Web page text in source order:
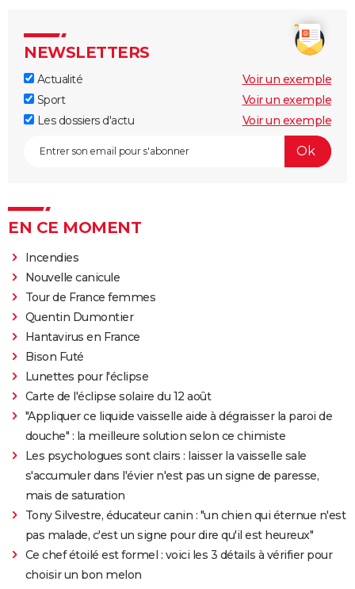
NEWSLETTERS
Actualité
Voir un exemple
Sport
Voir un exemple
Les dossiers d'actu
Voir un exemple
EN CE MOMENT
Incendies
Nouvelle canicule
Tour de France femmes
Quentin Dumontier
Hantavirus en France
Bison Futé
Lunettes pour l'éclipse
Carte de l'éclipse solaire du 12 août
"Appliquer ce liquide vaisselle aide à dégraisser la paroi de
douche" : la meilleure solution selon ce chimiste
Les psychologues sont clairs : laisser la vaisselle sale
s'accumuler dans l'évier n'est pas un signe de paresse,
mais de saturation
Tony Silvestre, éducateur canin : "un chien qui éternue n'est
pas malade, c'est un signe pour dire qu'il est heureux"
Ce chef étoilé est formel : voici les 3 détails à vérifier pour
choisir un bon melon